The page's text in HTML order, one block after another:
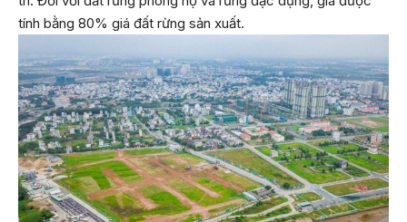
tính bằng 80% giá đất rừng sản xuất.